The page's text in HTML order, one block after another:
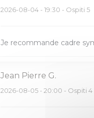
2026-08-04 - 19:30 - Ospiti 5
Je recommande cadre
Jean Pierre G
2026-08-05 - 20:00 - Ospiti 4